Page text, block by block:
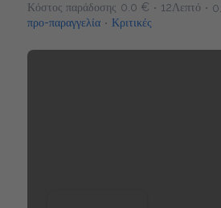
Κόστος παράδοσης 0.0 € • 12Λεπτό •
προ-παραγγελία • Κριτικές